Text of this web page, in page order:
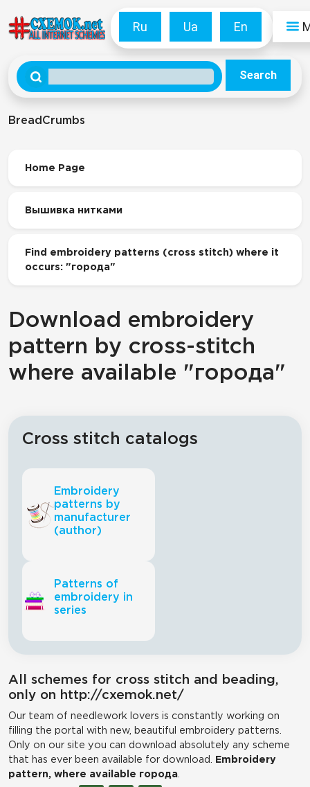
Ru Ua En
Search
BreadCrumbs
Home Page
Вышивка нитками
Find embroidery patterns (cross stitch) where it
occurs: "города"
Download embroidery
pattern by cross-stitch
where available "города"
Cross stitch catalogs
Embroidery
patterns by
manufacturer
(author)
Patterns of
embroidery in
series
All schemes for cross stitch and beading,
only on http://cxemok.net/
Our team of needlework lovers is constantly working on
filling the portal with new, beautiful embroidery patterns.
Only on our site you can download absolutely any scheme
that has ever been available for download.
Embroidery
pattern, where available города